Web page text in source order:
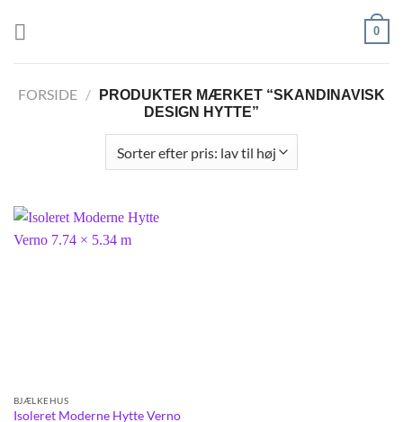
0
FORSIDE /
PRODUKTER MÆRKET “SKANDINAVISK
DESIGN HYTTE”
BJÆLKEHUS
Isoleret Moderne Hytte Verno